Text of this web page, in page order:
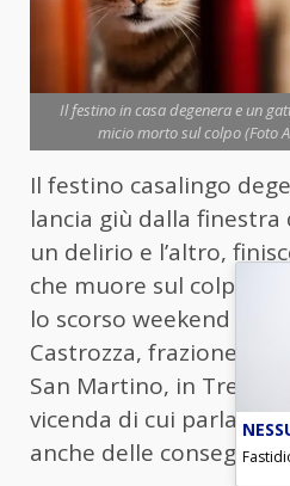
Il festino in casa degenera e un
micio morto sul colpo (Foto
Il festino casalingo
lancia giù dalla
un delirio e l’altro,
che muore sul colpo.
lo scorso weekend a
Castrozza, frazione
San Martino, in
vicenda di cui parla Il
anche delle